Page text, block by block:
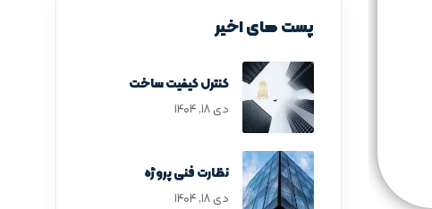
پست های اخیر
کنترل کیفیت ساخت
دی ۱۸, ۱۴۰۴
نظارت فنی پروژه
دی ۱۸, ۱۴۰۴